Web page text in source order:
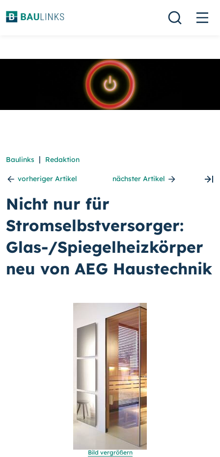
Baulinks | Redaktion
vorheriger Artikel nächster Artikel
Nicht nur für
Stromselbstversorger:
Glas-/Spiegelheizkörper
neu von AEG Haustechnik
Bild vergrößern